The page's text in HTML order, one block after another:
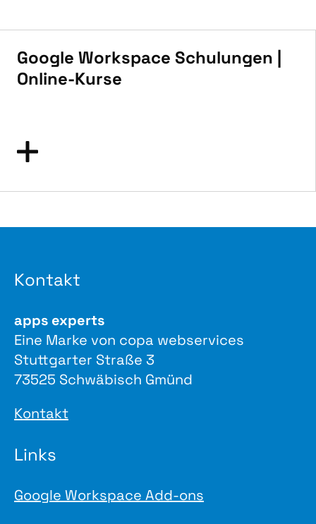
Google Workspace Schulungen |
Online-Kurse
Kontakt
apps experts
Eine Marke von copa webservices
Stuttgarter Straße 3
73525 Schwäbisch Gmünd
Kontakt
Links
Google Workspace Add-ons